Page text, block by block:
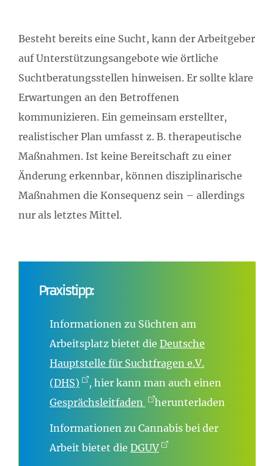
Besteht bereits eine Sucht, kann der Arbeitgeber
auf Unterstützungsangebote wie örtliche
Suchtberatungsstellen hinweisen. Er sollte klare
Erwartungen an den Betroffenen
kommunizieren. Ein gemeinsam erstellter,
realistischer Plan umfasst z. B. therapeutische
Maßnahmen. Ist keine Bereitschaft zu einer
Änderung erkennbar, können disziplinarische
Maßnahmen die Konsequenz sein – allerdings
nur als letztes Mittel.
Praxistipp:
Informationen zu Süchten am
Arbeitsplatz bietet die Deutsche
Hauptstelle für Suchtfragen e.V.
(DHS)
, hier kann man auch einen
Gesprächsleitfaden
herunterladen
Informationen zu Cannabis bei der
Arbeit bietet die DGUV